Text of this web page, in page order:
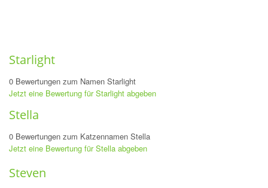
Starlight
0 Bewertungen zum Namen Starlight
Jetzt eine Bewertung für Starlight abgeben
Stella
0 Bewertungen zum Katzennamen Stella
Jetzt eine Bewertung für Stella abgeben
Steven